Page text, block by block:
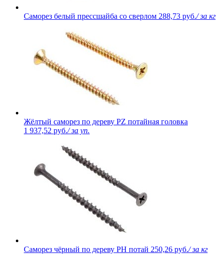
Саморез белый прессшайба со сверлом 288,73 руб./ за кг
Жёлтый саморез по дереву PZ потайная головка
1 937,52 руб./ за уп.
Саморез чёрный по дереву PH потай 250,26 руб./ за кг